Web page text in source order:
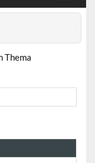
Thema